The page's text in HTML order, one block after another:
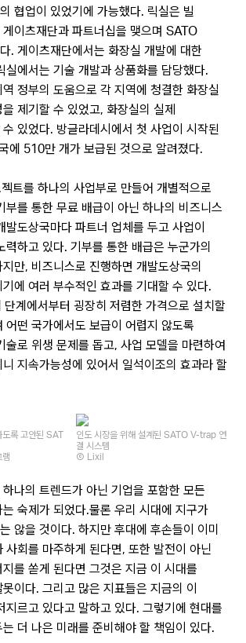
협업이 있었기에 가능했다. 릭실은 빌
이츠재단과 파트너십을 맺으며 SATO
. 게이츠재단에서는 화장실 개발에 대한
실에서는 기술 개발과 상품화를 담당했다.
정부의 도움으로 각 지역에 청결한 화장실
제기할 수 있었고, 화장실의 실제
있었다. 방글라데시에서 첫 사업이 시작된
에 510만 개가 보급된 것으로 알려졌다.
트를 하나의 사업부로 만들어 개별적으로
부를 통한 무료 배급이 아닌 하나의 비즈니스
발도상국마다 파트너 업체를 두고 사업이
력하고 있다. 기부를 통한 배급은 누군가의
만, 비즈니스로 진행하면 개발도상국의
에 여러 부수적인 효과를 기대할 수 있다.
계에서부터 굉장히 저렴한 가격으로 설치할
어떤 국가에서도 보급이 어렵지 않도록
술로 위생 문제를 돕고, 사업 모델을 마련하여
지속가능성에 있어서 일석이조의 효과라 할
록 고안된 SAT
인도 시장을 위해 설계된 SATO V-trap 연
결 시스템
Ⓒ Lixil
나의 트렌드가 아닌 기업을 포함한 모든
숙제가 되었다.물론 우리 시대에 지구가
않을 것이다. 하지만 후대에 후손들이 이미
사회를 마주하게 된다면, 또한 발전이 아닌
를 쏟게 된다면 그것은 지금 이 시대를
이다. 그리고 많은 지표들은 지금의 이
지르고 있다고 말하고 있다. 그렇기에 현대를
더 나은 미래를 준비해야 할 책임이 있다.